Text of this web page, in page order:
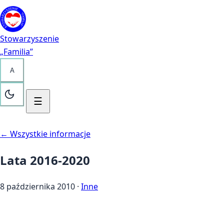
Przejdź do treści
Kontakt
Stowarzyszenie
„Familia”
A
☰
← Wszystkie informacje
Lata 2016-2020
8 października 2010 · Inne